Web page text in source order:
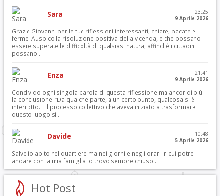
Sara
23:25
9 Aprile 2026
Grazie Giovanni per le tue riflessioni interessanti, chiare, pacate e
ferme. Auspico la risoluzione positiva della vicenda, e che possano
essere superate le difficoltà di qualsiasi natura, affinché i cittadini
possano...
Enza
21:41
9 Aprile 2026
Condivido ogni singola parola di questa riflessione ma ancor di più
la conclusione: “Da qualche parte, a un certo punto, qualcosa si è
interrotto. Il processo collettivo che aveva iniziato a trasformare
questo luogo si...
Davide
10:48
5 Aprile 2026
Salve io abito nel quartiere ma nei giorni e negli orari in cui potrei
andare con la mia famiglia lo trovo sempre chiuso..
Hot Post